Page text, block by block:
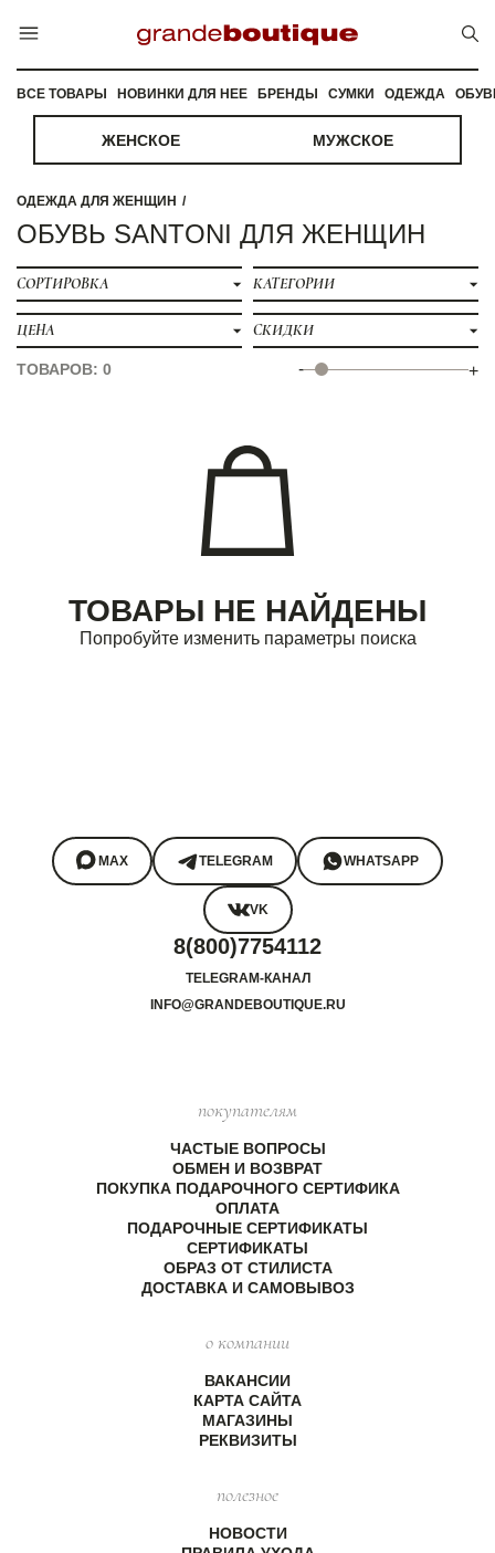
ВСЕ ТОВАРЫ НОВИНКИ ДЛЯ НЕЕ БРЕНДЫ СУМКИ ОДЕЖДА
ЖЕНСКОЕ МУЖСКОЕ
ОДЕЖДА ДЛЯ ЖЕНЩИН
ОБУВЬ SANTONI ДЛЯ ЖЕНЩИН
СОРТИРОВКА КАТЕГОРИИ
ЦЕНА СКИДКИ
ТОВАРОВ: 0 - +
ТОВАРЫ НЕ НАЙДЕНЫ
Попробуйте изменить параметры поиска
MAX TELEGRAM WHATSAPP
VK
8(800)7754112
TELEGRAM-КАНАЛ
INFO@GRANDEBOUTIQUE.RU
покупателям
ЧАСТЫЕ ВОПРОСЫ
ОБМЕН И ВОЗВРАТ
ПОКУПКА ПОДАРОЧНОГО СЕРТИФИКА
ОПЛАТА
ПОДАРОЧНЫЕ СЕРТИФИКАТЫ
СЕРТИФИКАТЫ
ОБРАЗ ОТ СТИЛИСТА
ДОСТАВКА И САМОВЫВОЗ
о компании
ВАКАНСИИ
КАРТА САЙТА
МАГАЗИНЫ
РЕКВИЗИТЫ
полезное
НОВОСТИ